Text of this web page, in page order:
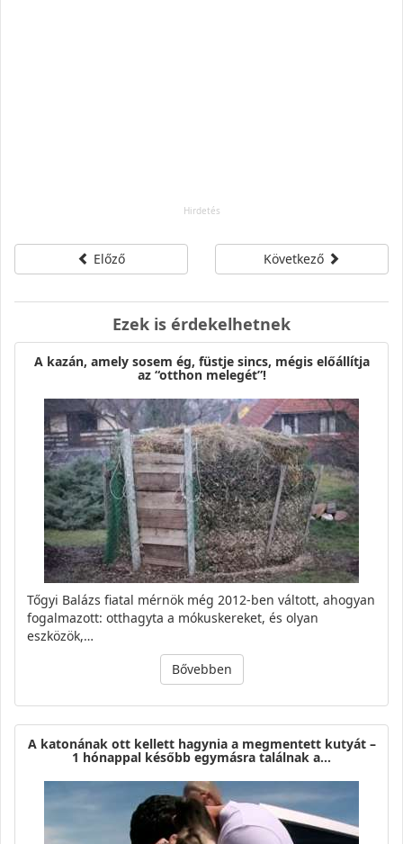
Előző Következő
Ezek is érdekelhetnek
A kazán, amely sosem ég, füstje sincs, mégis előállítja
az “otthon melegét”!
Tőgyi Balázs fiatal mérnök még 2012-ben váltott, ahogyan
fogalmazott: otthagyta a mókuskereket, és olyan
eszközök,…
Bővebben
A katonának ott kellett hagynia a megmentett kutyát –
1 hónappal később egymásra találnak a…